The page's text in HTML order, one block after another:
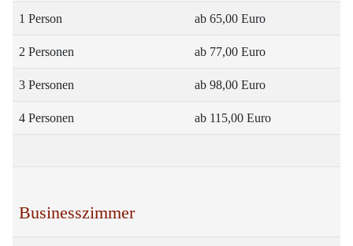
1 Person ab 65,00 Euro
2 Personen ab 77,00 Euro
3 Personen ab 98,00 Euro
4 Personen ab 115,00 Euro
Businesszimmer